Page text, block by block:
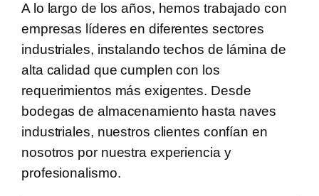
A lo largo de los años, hemos trabajado con
empresas líderes en diferentes sectores
industriales, instalando techos de lámina de
alta calidad que cumplen con los
requerimientos más exigentes. Desde
bodegas de almacenamiento hasta naves
industriales, nuestros clientes confían en
nosotros por nuestra experiencia y
profesionalismo.